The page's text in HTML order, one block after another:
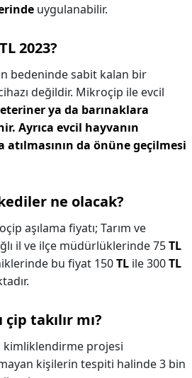
uygulanabilir.
2023?
bedeninde sabit kalan bir
değildir. Mikroçip ile evcil
ya da barınaklara
Ayrıca evcil hayvanın
da önüne geçilmesi
ne olacak?
aşılama fiyatı; Tarım ve
il ve ilçe müdürlüklerinde 75TL
bu fiyat 150TL ile 300TL
takılır mı?
kimliklendirme projesi
kişilerin tespiti halinde 3 bin